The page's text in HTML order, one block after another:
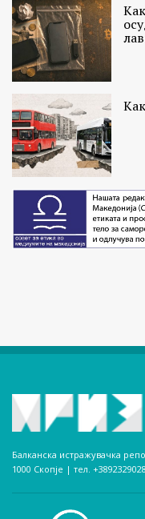
Балканска истражувачка
1000 Скопје | тел.